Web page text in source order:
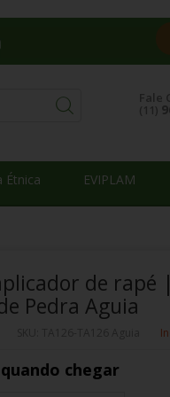
Fale
(11)
Étnica EVIPLAM
de rapé
Pedra Aguia
chegar